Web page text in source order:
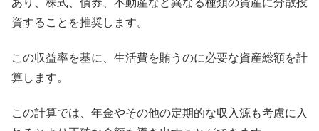
資することを推奨します。
この収益率を基に、生活費を賄うのに必要な資産総額を計
算します。
この計算では、年金やその他の定期的な収入源も考慮に入